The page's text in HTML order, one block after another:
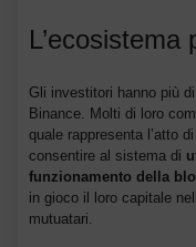
Gli investitori hanno più
Binance. Molti di loro
quale rappresenta l’atto
consentire al sistema di
funzionamento della
in gioco il loro capitale
mutuatari.